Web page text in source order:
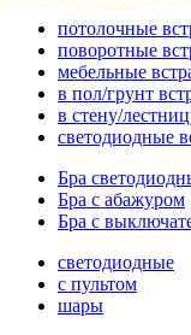
потолочные
поворотные
мебельные
в пол/грунт
в стену/
светодиодные
Бра
Бра с абажуром
Бра с
светодиодные
с пультом
шары